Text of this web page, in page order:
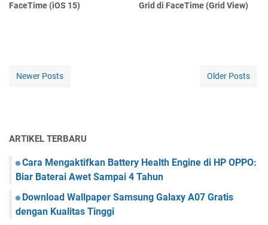
FaceTime (iOS 15)
Grid di FaceTime (Grid View)
Newer Posts Older Posts
ARTIKEL TERBARU
Cara Mengaktifkan Battery Health Engine di HP OPPO:
Biar Baterai Awet Sampai 4 Tahun
Download Wallpaper Samsung Galaxy A07 Gratis
dengan Kualitas Tinggi